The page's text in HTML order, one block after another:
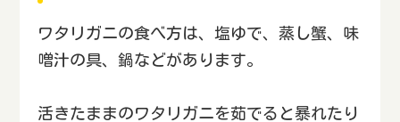
ワタリガニの食べ方は、塩ゆで、蒸し蟹、味
噌汁の具、鍋などがあります。
活きたままのワタリガニを茹でると暴れたり